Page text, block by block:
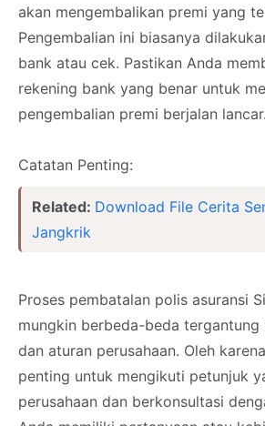
akan mengembalikan premi yang
Pengembalian ini biasanya
bank atau cek. Pastikan Anda
rekening bank yang benar untuk
pengembalian premi berjalan lancar.
Catatan Penting:
Related: Download File Cerita
Jangkrik
Proses pembatalan polis asuransi
mungkin berbeda-beda tergantung
dan aturan perusahaan. Oleh
penting untuk mengikuti petunjuk
perusahaan dan berkonsultasi